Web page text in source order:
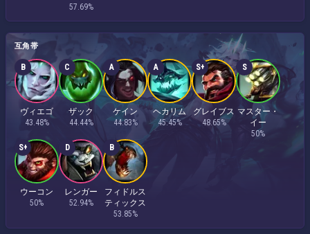
57.69%
互角帯
B
ヴィエゴ
43.48%
C
ザック
44.44%
A
ケイン
44.83%
A
ヘカリム
45.45%
S+
グレイブス
48.65%
S
マスター・
イー
50%
S+
ウーコン
50%
D
レンガー
52.94%
B
フィドルス
ティックス
53.85%